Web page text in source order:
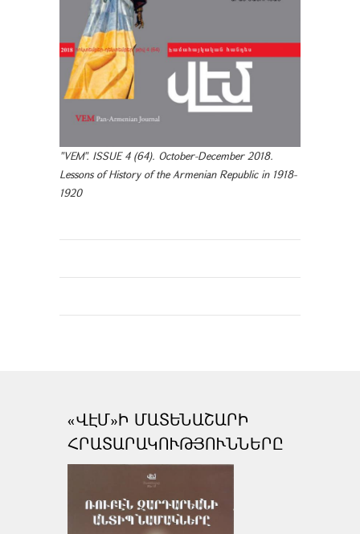
"VEM". ISSUE 4 (64). October-December 2018.
Lessons of History of the Armenian Republic in 1918-
1920
«ՎԷՄ»Ի ՄԱՏԵՆԱՇԱՐԻ
ՀՐԱՏԱՐԱԿՈՒԹՅՈՒՆՆԵՐԸ